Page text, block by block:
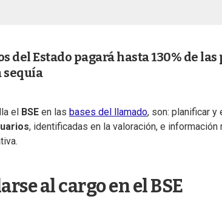
del Estado pagará hasta 130% de
sequía
el BSE en las bases del llamado, son: planificar y
, identificadas en la valoración, e información
al cargo en el BSE